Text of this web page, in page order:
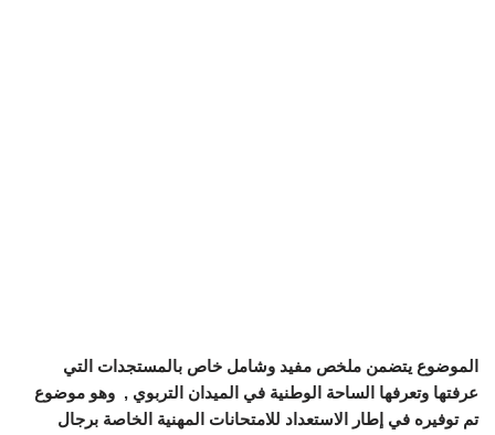
الموضوع يتضمن ملخص مفيد وشامل خاص بالمستجدات التي
عرفتها وتعرفها الساحة الوطنية في الميدان التربوي , وهو موضوع
تم توفيره في إطار الاستعداد للامتحانات المهنية الخاصة برجال